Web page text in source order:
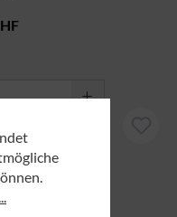
gewünschten